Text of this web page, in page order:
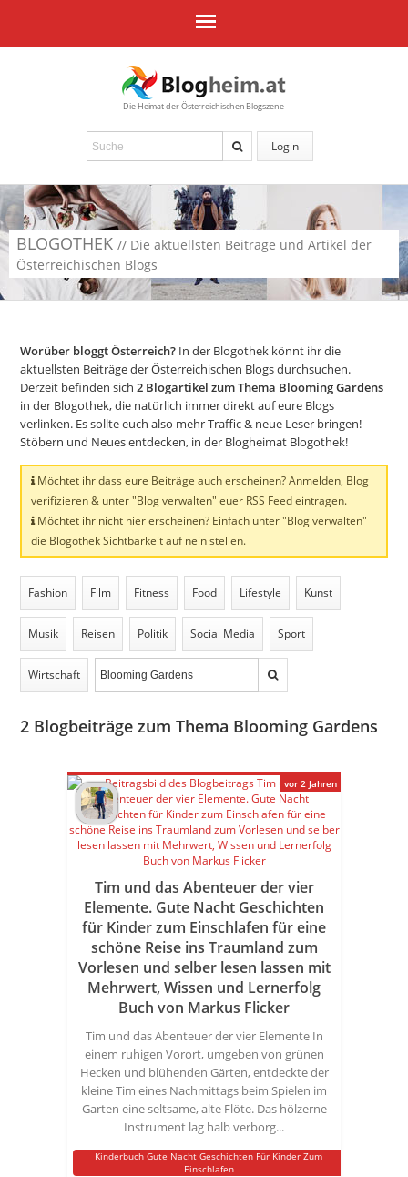
Die Heimat der Österreichischen Blogszene
Login
BLOGOTHEK // Die aktuellsten Beiträge und Artikel der
Österreichischen Blogs
Worüber bloggt Österreich? In der Blogothek könnt ihr die
aktuellsten Beiträge der Österreichischen Blogs durchsuchen.
Derzeit befinden sich2 Blogartikel zum Thema Blooming Gardens
in der Blogothek, die natürlich immer direkt auf eure Blogs
verlinken. Es sollte euch also mehr Traffic & neue Leser bringen!
Stöbern und Neues entdecken, in der Blogheimat Blogothek!
Möchtet ihr dass eure Beiträge auch erscheinen? Anmelden, Blog
verifizieren & unter "Blog verwalten" euer RSS Feed eintragen.
Möchtet ihr nicht hier erscheinen? Einfach unter "Blog verwalten"
die Blogothek Sichtbarkeit auf nein stellen.
Fashion Film Fitness Food Lifestyle Kunst
Musik Reisen Politik Social Media Sport
Wirtschaft
2 Blogbeiträge zum Thema Blooming Gardens
Tim und das Abenteuer der vier
Elemente. Gute Nacht Geschichten
für Kinder zum Einschlafen für eine
schöne Reise ins Traumland zum
Vorlesen und selber lesen lassen mit
Mehrwert, Wissen und Lernerfolg
Buch von Markus Flicker
Tim und das Abenteuer der vier Elemente In
einem ruhigen Vorort, umgeben von grünen
Hecken und blühenden Gärten, entdeckte der
kleine Tim eines Nachmittags beim Spielen im
Garten eine seltsame, alte Flöte. Das hölzerne
Instrument lag halb verborg...
Kinderbuch Gute Nacht Geschichten Für Kinder Zum
Einschlafen
vor 2 Jahren